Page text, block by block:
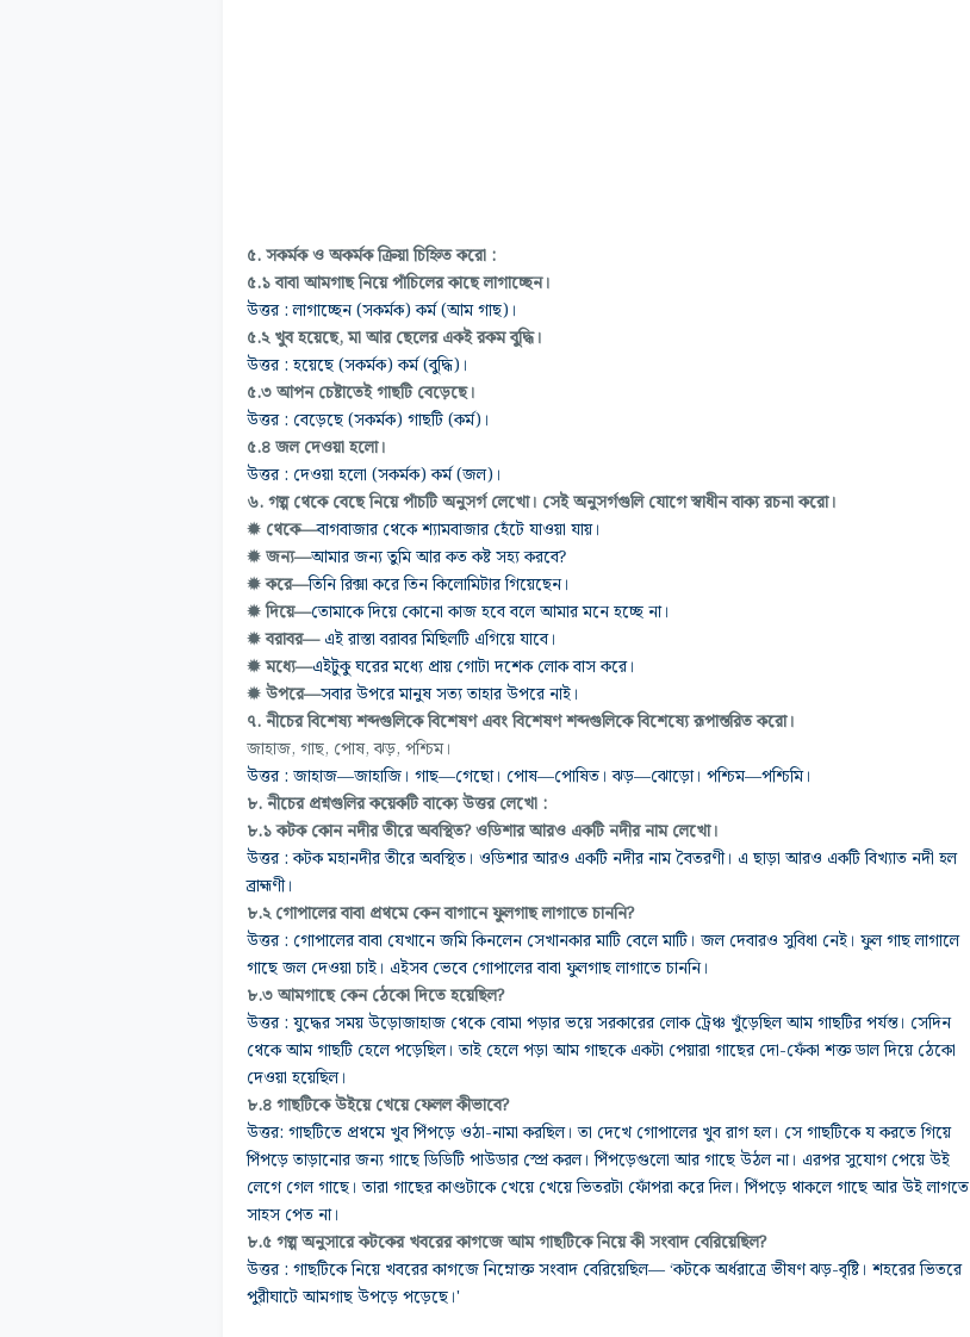
৫. সকর্মক ও অকর্মক ক্রিয়া চিহ্নিত করো :
৫.১ বাবা আমগাছ নিয়ে পাঁচিলের কাছে লাগাচ্ছেন।
উত্তর : লাগাচ্ছেন (সকর্মক) কর্ম (আম গাছ)।
৫.২ খুব হয়েছে, মা আর ছেলের একই রকম বুদ্ধি।
উত্তর : হয়েছে (সকর্মক) কৰ্ম (বুদ্ধি)।
৫.৩ আপন চেষ্টাতেই গাছটি বেড়েছে।
উত্তর : বেড়েছে (সকর্মক) গাছটি (কর্ম)।
৫.৪ জল দেওয়া হলো।
উত্তর : দেওয়া হলো (সকর্মক) কর্ম (জল)।
৬. গল্প থেকে বেছে নিয়ে পাঁচটি অনুসর্গ লেখো। সেই অনুসর্গগুলি যোগে স্বাধীন বাক্য রচনা করো।
✹ থেকে—বাগবাজার থেকে শ্যামবাজার হেঁটে যাওয়া যায়।
✹জন্য—আমার জন্য তুমি আর কত কষ্ট সহ্য করবে?
✹করে—তিনি রিক্সা করে তিন কিলোমিটার গিয়েছেন।
✹দিয়ে—তোমাকে দিয়ে কোনো কাজ হবে বলে আমার মনে হচ্ছে না।
✹বরাবর—এই রাস্তা বরাবর মিছিলটি এগিয়ে যাবে।
✹মধ্যে—এইটুকু ঘরের মধ্যে প্রায় গোটা দশেক লোক বাস করে।
✹উপরে—সবার উপরে মানুষ সত্য তাহার উপরে নাই।
৭. নীচের বিশেষ্য শব্দগুলিকে বিশেষণ এবং বিশেষণ শব্দগুলিকে বিশেষ্যে রূপান্তরিত করো।
জাহাজ, গাছ, পোষ, ঝড়, পশ্চিম।
উত্তর : জাহাজ—জাহাজি। গাছ—গেছো। পোষ—পোষিত। ঝড়—ঝোড়ো। পশ্চিম—পশ্চিমি।
৮. নীচের প্রশ্নগুলির কয়েকটি বাক্যে উত্তর লেখো :
৮.১ কটক কোন নদীর তীরে অবস্থিত? ওডিশারআরও একটি নদীর নাম লেখো।
উত্তর : কটক মহানদীর তীরে অবস্থিত। ওডিশার আরও একটি নদীর নাম বৈতরণী। এ ছাড়া আরও একটি বিখ্যাত নদী হল
ব্রাহ্মণী।
৮.২ গোপালের বাবা প্রথমে কেন বাগানে ফুলগাছ লাগাতে চাননি?
উত্তর : গোপালের বাবা যেখানে জমি কিনলেন সেখানকার মাটি বেলে মাটি। জল দেবারও সুবিধা নেই। ফুল গাছলাগালে
গাছে জল দেওয়া চাই। এইসব ভেবে গোপালের বাবা ফুলগাছ লাগাতে চাননি।
৮.৩ আমগাছে কেন ঠেকো দিতে হয়েছিল?
উত্তর : যুদ্ধের সময় উড়োজাহাজ থেকে বোমা পড়ার ভয়ে সরকারের লোক ট্রেঞ্চ খুঁড়েছিল আম গাছটিরপর্যন্ত। সেদিন
থেকে আম গাছটি হেলে পড়েছিল। তাই হেলে পড়া আম গাছকে একটা পেয়ারা গাছের দো-ফেঁকা শক্ত ডাল দিয়ে ঠেকো
দেওয়া হয়েছিল।
৮.৪ গাছটিকে উইয়ে খেয়ে ফেলল কীভাবে?
উত্তর: গাছটিতে প্রথমে খুব পিঁপড়ে ওঠা-নামা করছিল। তা দেখে গোপালের খুব রাগ হল। সে গাছটিকে যকরতে গিয়ে
পিঁপড়ে তাড়ানোর জন্য গাছে ডিডিটি পাউডার স্প্রে করল। পিঁপড়েগুলো আর গাছে উঠল না। এরপরসুযোগ পেয়ে উই
লেগে গেল গাছে। তারা গাছের কাণ্ডটাকে খেয়ে খেয়ে ভিতরটা ফোঁপরা করে দিল। পিঁপড়ে থাকলে গাছে আর উই লাগতে
সাহস পেত না।
৮.৫ গল্প অনুসারে কটকের খবরের কাগজে আম গাছটিকে নিয়ে কী সংবাদ বেরিয়েছিল?
উত্তর : গাছটিকে নিয়ে খবরের কাগজে নিম্নোক্ত সংবাদ বেরিয়েছিল—‘কটকে অর্ধরাত্রে ভীষণ ঝড়-বৃষ্টি। শহরের ভিতরে
পুরীঘাটে আমগাছ উপড়ে পড়েছে।'